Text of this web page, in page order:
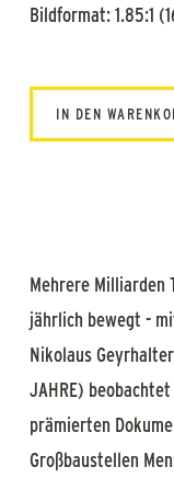
Bildformat: 1.85:1
IN DEN
Mehrere Milliarden
jährlich bewegt -
Nikolaus Geyrhalter
JAHRE)
prämierten
Großbaustellen